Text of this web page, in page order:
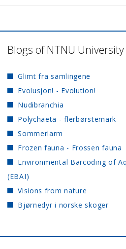
Blogs of NTNU
Glimt fra samlingene
Evolusjon! - Evolution!
Nudibranchia
Polychaeta - flerbørstemark
Sommerlarm
Frozen fauna - Frossen fauna
Environmental Barcoding of
(EBAI)
Visions from nature
Bjørnedyr i norske skoger